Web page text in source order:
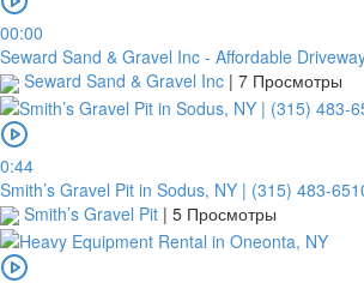
00:00
Seward Sand & Gravel Inc - Affordable
Seward Sand & Gravel Inc | 7 Просмотры
0:44
Smith’s Gravel Pit in Sodus, NY | (315) 483-
Smith’s Gravel Pit | 5 Просмотры